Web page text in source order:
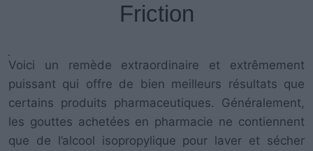
Friction
Voici un remède extraordinaire et extrêmement
puissant qui offre de bien meilleurs résultats que
certains produits pharmaceutiques. Généralement,
les gouttes achetées en pharmacie ne contiennent
que de l’alcool isopropylique pour laver et sécher